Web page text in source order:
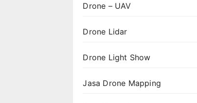
Drone – UAV
Drone Lidar
Drone Light Show
Jasa Drone Mapping